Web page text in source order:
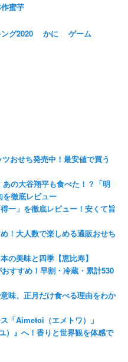
蜜芋
グ2020 かに
ゲーム
おせち発売中！最安値で買う
あの大谷翔平も食べた！？「明
を徹底レビュー
一」を徹底レビュー！安くて旨
！大人数で楽しめる通販おせち
の美味と四季【恵比寿】
すすめ！早割・冷蔵・累計530
味、正月だけ食べる理由をわか
「Aimetoi（エメトワ）」
）』へ！香りと世界観を体感で